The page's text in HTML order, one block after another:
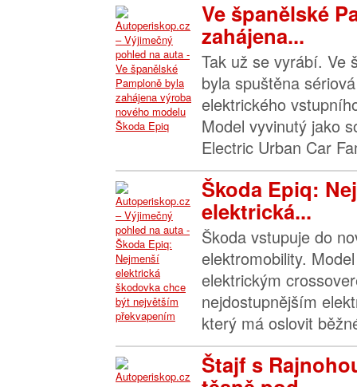
Ve španělské
zahájena...
Tak už se vyrábí. Ve
byla spuštěna
elektrického
Model vyvinutý jako
Electric Urban Car
Škoda Epiq:
elektrická...
Škoda vstupuje do
elektromobility.
elektrickým
nejdostupnějším
který má oslovit
Štajf s